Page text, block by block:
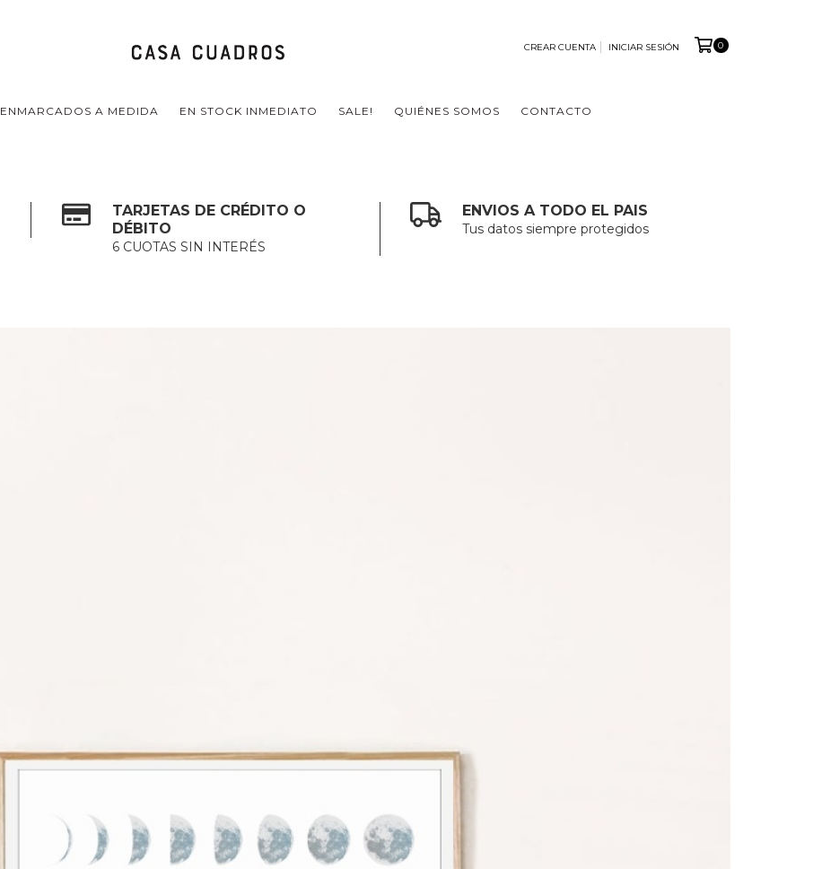
CREAR CUENTA INICIAR SESIÓN 0
ENMARCADOS A MEDIDA EN STOCK INMEDIATO SALE! QUIÉNES SOMOS CONTACTO
TARJETAS DE CRÉDITO O
DÉBITO
6 CUOTAS SIN INTERÉS
ENVIOS A TODO EL PAIS
Tus datos siempre protegidos